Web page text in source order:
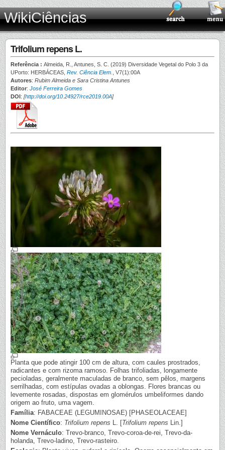
WikiCiências
Trifolium repens L.
Referência : Almeida, R., Antunes, S. C. (2019) Diversidade Vegetal do Polo 3 da
UPorto: HERBÁCEAS, Rev. Ciência Elem.
, V7(1):00A
Autores: Rubim Almeida e Sara Cristina Antunes
Editor: José Ferreira Gomes
DOI: [http://doi.org/10.24927/rce2019.00A]
Planta que pode atingir 100 cm de altura, com caules prostrados,
radicantes e com rizoma ramoso. Folhas trifoliadas, longamente
pecioladas, geralmente maculadas de branco, sem pêlos, margens
serrilhadas, com estípulas ovadas a oblongas. Flores brancas ou
levemente rosadas, dispostas em glomérulos umbeliformes dando
origem ao fruto, uma vagem.
Família: FABACEAE (LEGUMINOSAE) [PHASEOLACEAE]
Nome Científico: Trifolium repens L. [Trifolium repens Lin.]
Nome Vernáculo: Trevo-branco, Trevo-coroa-de-rei, Trevo-da-
holanda, Trevo-ladino, Trevo-rasteiro.